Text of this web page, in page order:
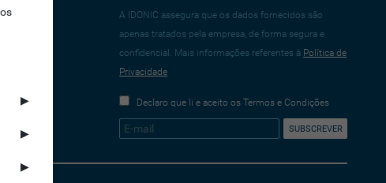
A IDONIC assegura que os dados fornecidos são
apenas tratados pela empresa, de forma segura e
confidencial. Mais informações referentes à Política de
Privacidade
Declaro que li e aceito os Termos e Condições
▶
▶
▶